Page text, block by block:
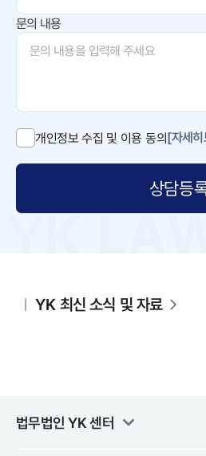
문의 내용
개인정보 수집 및 이용 동의[자세
상담등
YK 최신 소식 및 자료
법무법인 YK센터